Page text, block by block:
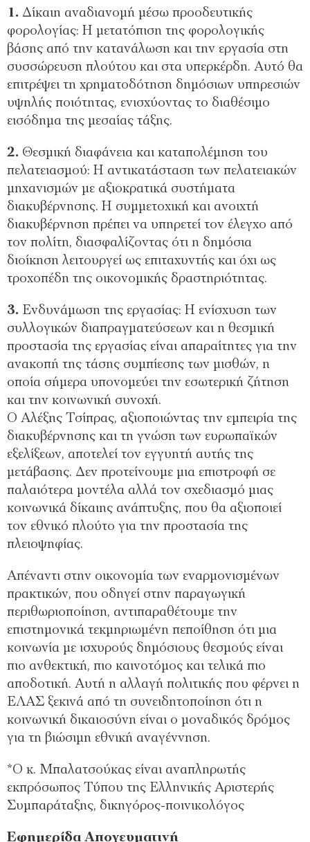
1.⁠ ⁠Δίκαιη αναδιανομή μέσω προοδευτικής
φορολογίας: Η μετατόπιση της φορολογικής
βάσης από την κατανάλωση και την εργασία στη
συσσώρευση πλούτου και στα υπερκέρδη. Αυτό θα
επιτρέψει τη χρηματοδότηση δημόσιων υπηρεσιών
υψηλής ποιότητας, ενισχύοντας το διαθέσιμο
εισόδημα της μεσαίας τάξης.
2.⁠ ⁠Θεσμική διαφάνεια και καταπολέμηση του
πελατειασμού: Η αντικατάσταση των πελατειακών
μηχανισμών με αξιοκρατικά συστήματα
διακυβέρνησης. Η συμμετοχική και ανοιχτή
διακυβέρνηση πρέπει να υπηρετεί τον έλεγχο από
τον πολίτη, διασφαλίζοντας ότι η δημόσια
διοίκηση λειτουργεί ως επιταχυντής και όχι ως
τροχοπέδη της οικονομικής δραστηριότητας.
3.⁠ ⁠Ενδυνάμωση της εργασίας: Η ενίσχυση των
συλλογικών διαπραγματεύσεων και η θεσμική
προστασία της εργασίας είναι απαραίτητες για την
ανακοπή της τάσης συμπίεσης των μισθών, η
οποία σήμερα υπονομεύει την εσωτερική ζήτηση
και την κοινωνική συνοχή.
Ο Αλέξης Τσίπρας, αξιοποιώντας την εμπειρία της
διακυβέρνησης και τη γνώση των ευρωπαϊκών
εξελίξεων, αποτελεί τον εγγυητή αυτής της
μετάβασης. Δεν προτείνουμε μια επιστροφή σε
παλαιότερα μοντέλα αλλά τον σχεδιασμό μιας
κοινωνικά δίκαιης ανάπτυξης, που θα αξιοποιεί
τον εθνικό πλούτο για την προστασία της
πλειοψηφίας.
Απέναντι στην οικονομία των εναρμονισμένων
πρακτικών, που οδηγεί στην παραγωγική
περιθωριοποίηση, αντιπαραθέτουμε την
επιστημονικά τεκμηριωμένη πεποίθηση ότι μια
κοινωνία με ισχυρούς δημόσιους θεσμούς είναι
πιο ανθεκτική, πιο καινοτόμος και τελικά πιο
αποδοτική. Αυτή η αλλαγή πολιτικής που φέρνει η
ΕΛΑΣ ξεκινά από τη συνειδητοποίηση ότι η
κοινωνική δικαιοσύνη είναι ο μοναδικός δρόμος
για τη βιώσιμη εθνική αναγέννηση.
*Ο κ. Μπαλατσούκας είναι αναπληρωτής
εκπρόσωπος Τύπου της Ελληνικής Αριστερής
Συμπαράταξης, δικηγόρος-ποινικολόγος
Εφημερίδα Απογευματινή